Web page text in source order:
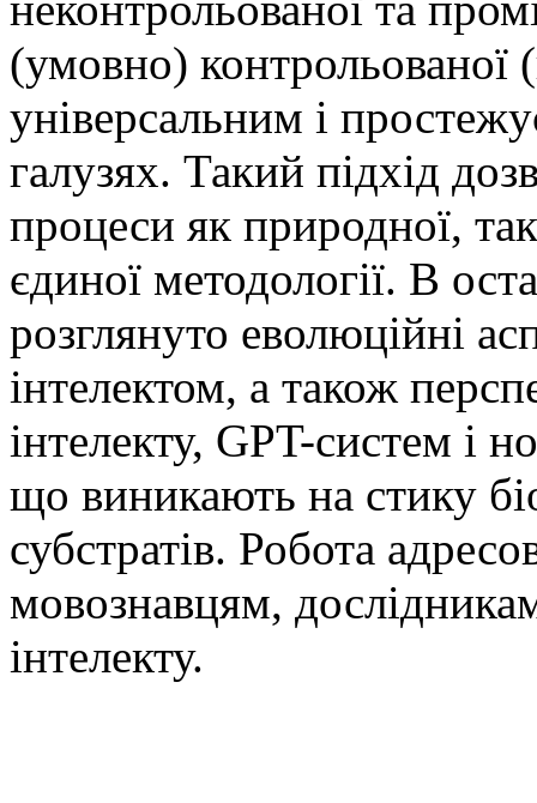
(умовно) контрольованої
універсальним і
галузях. Такий підхід
процеси як природної, так
єдиної методології. В
розглянуто еволюційні
інтелектом, а також
інтелекту, GPT-систем і
що виникають на стику
субстратів. Робота
мовознавцям,
інтелекту.